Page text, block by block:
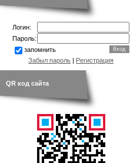
Логин:
Пароль:
запомнить
Забыл пароль | Регистрация
QR код сайта